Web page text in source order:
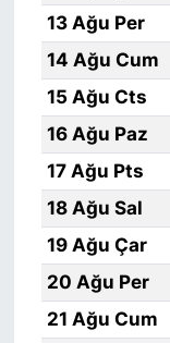
13 Ağu Per
14 Ağu Cum
15 Ağu Cts
16 Ağu Paz
17 Ağu Pts
18 Ağu Sal
19 Ağu Çar
20 Ağu Per
21 Ağu Cum